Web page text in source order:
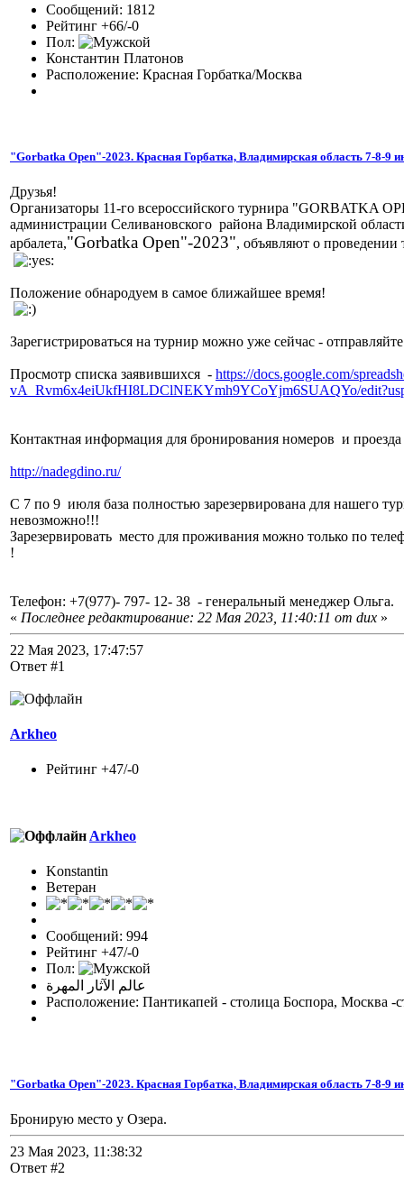
Сообщений: 1812
Рейтинг +66/-0
Пол:
Константин Платонов
Расположение: Красная Горбатка/Москва
"Gorbatka Open"-2023. Красная Горбатка, Владимирская область 7-8-9
Друзья!
Организаторы 11-го всероссийского турнира "GORBATKA
администрации Селивановского района Владимирской
арбалета,"Gorbatka Open"-2023", объявляют о проведении
Положение обнародуем в самое ближайшее время!
Зарегистрироваться на турнир можно уже сейчас -
Просмотр списка заявившихся - https://docs.google.com/
vA_Rvm6x4eiUkfHI8LDClNEKYmh9YCoYjm6SUAQYo/
Контактная информация для бронирования номеров и
http://nadegdino.ru/
С 7 по 9 июля база полностью зарезервирована для нашего
невозможно!!!
Зарезервировать место для проживания можно только по
!
Телефон: +7(977)- 797- 12- 38 - генеральный менеджер Ольга.
« Последнее редактирование: 22 Мая 2023, 11:40:11 от dux »
22 Мая 2023, 17:47:57
Ответ #1
Arkheo
Рейтинг +47/-0
Arkheo
Konstantin
Ветеран
Сообщений: 994
Рейтинг +47/-0
Пол:
عالم الآثار المهرة
Расположение: Пантикапей - столица Боспора, Москва -
"Gorbatka Open"-2023. Красная Горбатка, Владимирская область 7-8-9
Бронирую место у Озера.
23 Мая 2023, 11:38:32
Ответ #2